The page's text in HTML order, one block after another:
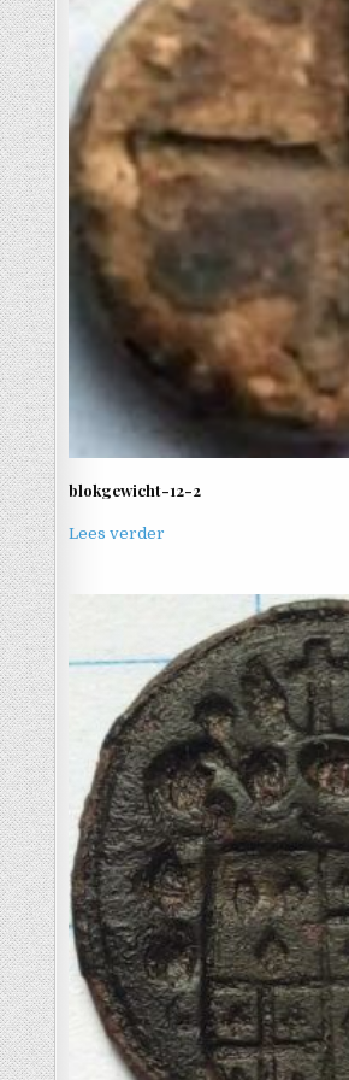
blokgewicht-12-2
Lees verder